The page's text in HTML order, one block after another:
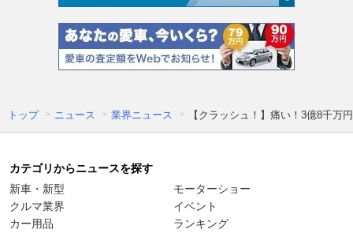
トップ ニュース 業界ニュース 【クラッシュ！】痛い！3億8千
カテゴリからニュースを探す
新車・新型
クルマ業界
カー用品
モーターショー
イベント
ランキング